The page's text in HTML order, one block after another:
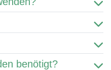
benötigt?